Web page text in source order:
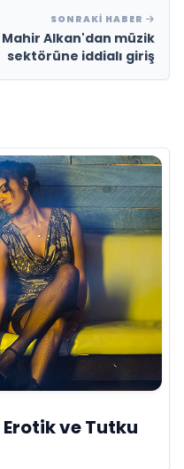
SONRAKI HABER
Alkan'dan müzik
sektörüne iddialı giriş
Erotik ve Tutku